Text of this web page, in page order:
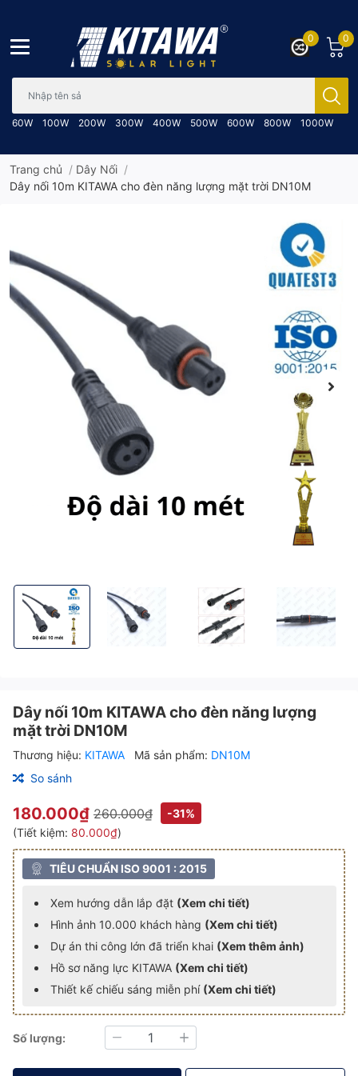
60W 100W 200W 300W 400W 500W 600W 800W 1000W
0
0
Trang chủ / Dây Nối /
Dây nối 10m KITAWA cho đèn năng lượng mặt trời DN10M
Dây nối 10m KITAWA cho đèn năng lượng mặt trời DN10M
Dây nối 10m KITAWA cho đèn năng lượng mặt
Dây nối 10m KITAWA cho đèn
Dây nối 10m KITAWA cho đèn năng lượng
mặt trời DN10M
Thương hiệu: KITAWA Mã sản phẩm: DN10M
So sánh
180.000₫ 260.000₫
-31%
(Tiết kiệm: 80.000₫)
TIÊU CHUẨN ISO 9001 : 2015
Xem hướng dẫn lắp đặt (Xem chi tiết)
Hình ảnh 10.000 khách hàng (Xem chi tiết)
Dự án thi công lớn đã triển khai (Xem thêm ảnh)
Hồ sơ năng lực KITAWA (Xem chi tiết)
Thiết kế chiếu sáng miễn phí (Xem chi tiết)
Số lượng:
Giảm Tăng